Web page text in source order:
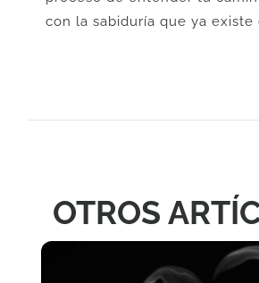
con la sabiduría que ya existe
OTROS